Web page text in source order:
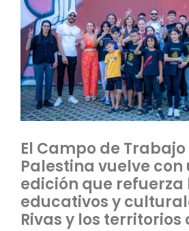
El Campo de Trabajo
Palestina vuelve con
edición que refuerza
educativos y
Rivas y los territorios